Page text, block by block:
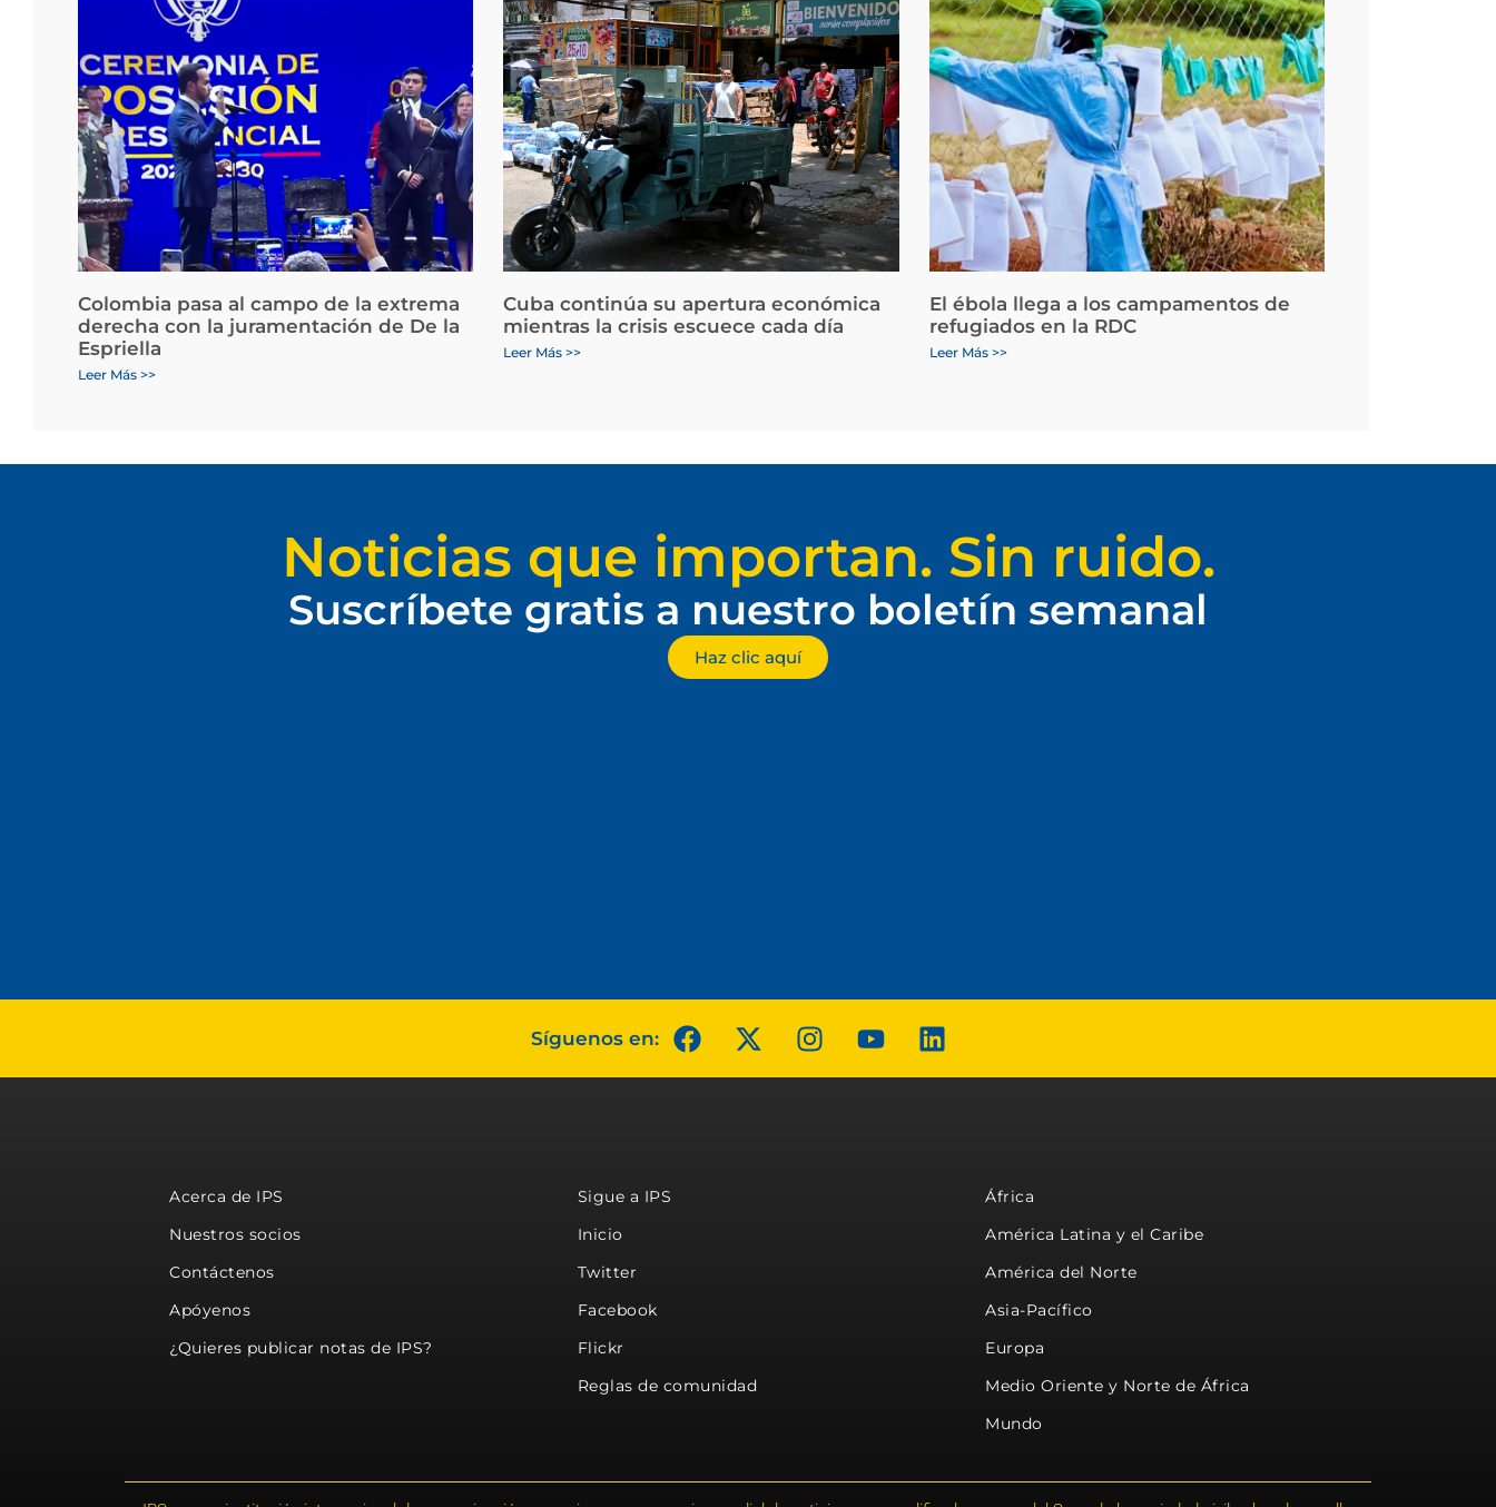
Colombia pasa al campo de la extrema
derecha con la juramentación de De la
Espriella
Leer Más >>
Cuba continúa su apertura económica
mientras la crisis escuece cada día
Leer Más >>
El ébola llega a los campamentos de
refugiados en la RDC
Leer Más >>
Noticias que importan. Sin ruido.
Suscríbete gratis a nuestro boletín semanal
Haz clic aquí
Síguenos en:
Acerca de IPS
Nuestros socios
Contáctenos
Apóyenos
¿Quieres publicar notas de IPS?
Sigue a IPS
Inicio
Twitter
Facebook
Flickr
Reglas de comunidad
África
América Latina y el Caribe
América del Norte
Asia-Pacífico
Europa
Medio Oriente y Norte de África
Mundo